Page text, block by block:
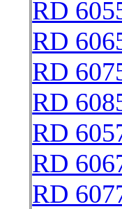
RD
RD
RD
RD
RD
RD
RD